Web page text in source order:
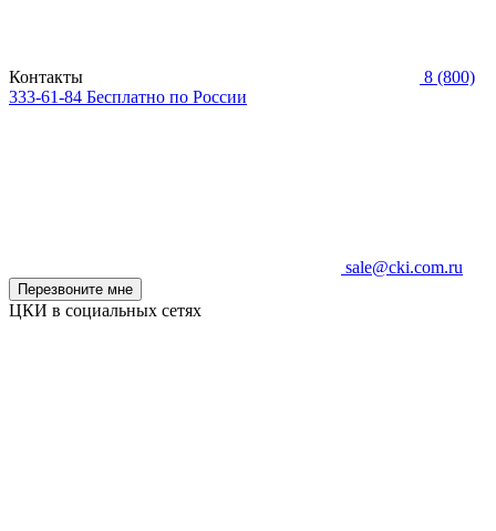
Контакты
8 (800)
333-61-84 Бесплатно по России
sale@cki.com.ru
Перезвоните мне
ЦКИ в социальных сетях